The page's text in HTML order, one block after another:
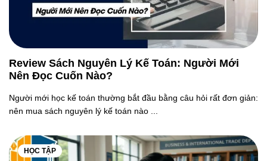
Review Sách Nguyên Lý Kế Toán: Người Mới
Nên Đọc Cuốn Nào?
Người mới học kế toán thường bắt đầu bằng câu hỏi rất đơn giản:
nên mua sách nguyên lý kế toán nào ...
HỌC TẬP